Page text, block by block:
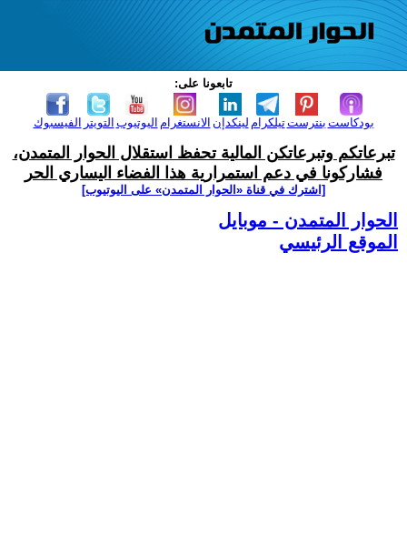
تابعونا على:
الفيسبوك التويتر اليوتيوب الانستغرام لينكدإن تيلكرامبنترست بودكاست
تبرعاتكم وتبرعاتكن المالية تحفظ استقلال الحوار المتمدن،
فشاركونا في دعم استمرارية هذا الفضاء اليساري الحر
[اشترك في قناة ‫«الحوار المتمدن» على اليوتيوب]
الحوار المتمدن - موبايل
الموقع الرئيسي